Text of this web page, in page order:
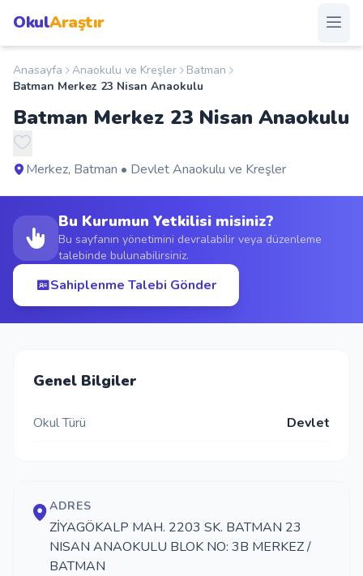
OkulAraştır
Anasayfa
Okullar
Şehirler
Kampanyalar
Duyurular
S.S.S.
Okul Ekle
Anasayfa Anaokulu ve Kreşler
Batman
Batman Merkez 23 Nisan Anaokulu
Batman Merkez 23 Nisan Anaokulu
Merkez, Batman • Devlet Anaokulu ve Kreşler
Bu Kurumun Yetkilisi misiniz?
Bu sayfanın yönetimini devralabilir veya düzenleme
talebinde bulunabilirsiniz.
Sahiplenme Talebi Gönder
Genel Bilgiler
Okul Türü Devlet
ADRES
ZİYAGÖKALP MAH. 2203 SK. BATMAN 23
NISAN ANAOKULU BLOK NO: 3B MERKEZ /
BATMAN